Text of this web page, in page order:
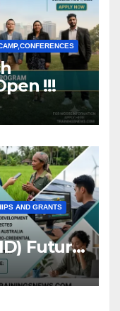
!!!
AND GRANTS
Future